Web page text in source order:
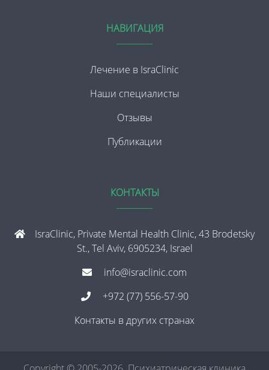
НАВИГАЦИЯ
Лечение в IsraClinic
Наши специалисты
Отзывы
Публикации
КОНТАКТЫ
IsraClinic, Private Mental Health Clinic, 43 Brodetsky
St., Tel Aviv, 6905234, Israel
info@israclinic.com
+972 (77) 556-57-90
Контакты в других странах